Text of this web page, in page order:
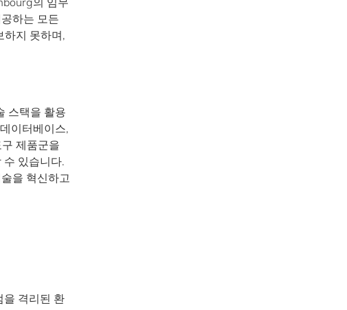
하는 모든
하지 못하며,
스택을 활용
이터베이스,
제품군을
있습니다.
을 혁신하고
을 격리된 환